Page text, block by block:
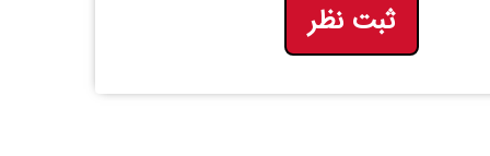
ثبت نظر